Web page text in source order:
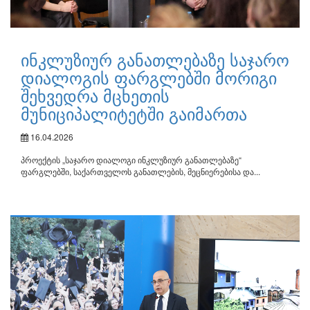
ინკლუზიურ განათლებაზე საჯარო
დიალოგის ფარგლებში მორიგი
შეხვედრა მცხეთის
მუნიციპალიტეტში გაიმართა
16.04.2026
პროექტის „საჯარო დიალოგი ინკლუზიურ განათლებაზე“
ფარგლებში, საქართველოს განათლების, მეცნიერებისა და...